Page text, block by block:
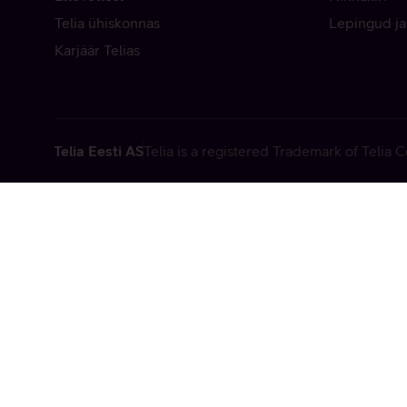
Telia ühiskonnas
Karjäär Telias
Lepingud
Telia Eesti ASTelia is a registered Trademark of Telia